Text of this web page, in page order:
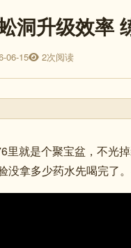
洞升级效率
06-15 2次阅读
里就是个聚宝盆，不光
没拿多少药水先喝完了